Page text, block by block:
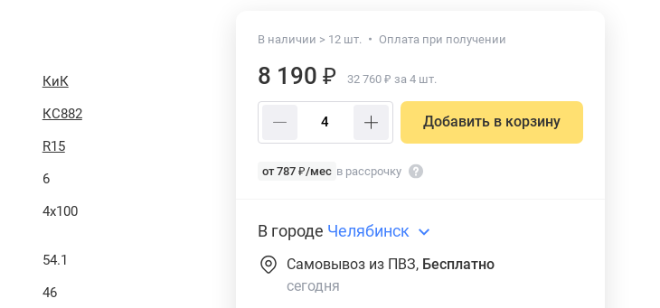
КиК
КС882
R15
6
4x100
54.1
46
В наличии > 12 шт. Оплата при получении
8 190 ₽ 32 760 ₽ за 4 шт.
Добавить в корзину
от 787 ₽/мес в рассрочку
В городе Челябинск
Самовывоз из ПВЗ, Бесплатно
сегодня